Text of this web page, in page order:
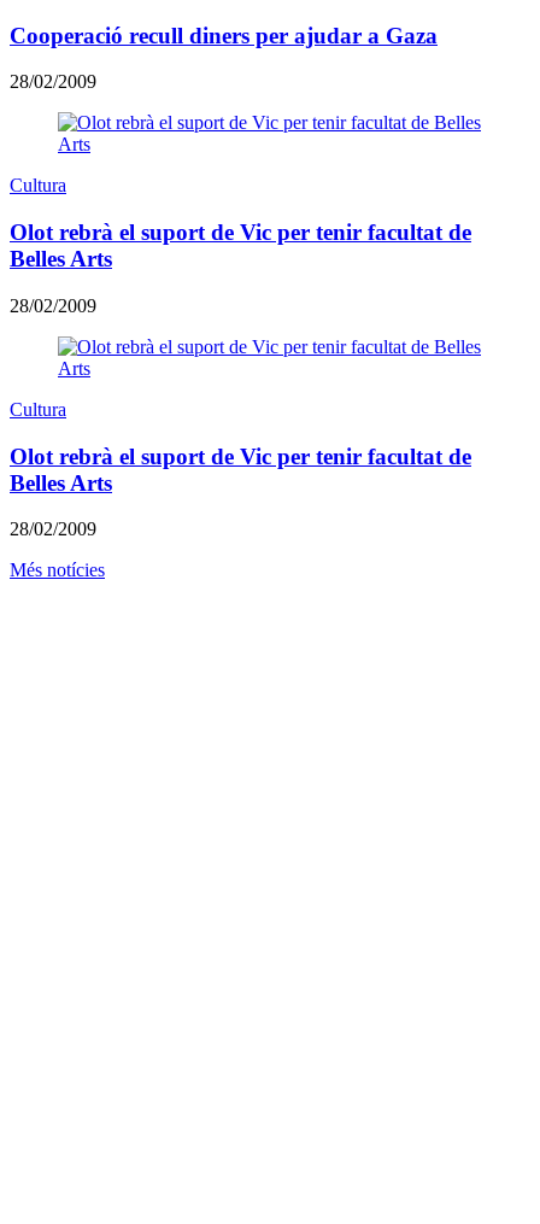
Cooperació recull diners per ajudar a Gaza
28/02/2009
Cultura
Olot rebrà el suport de Vic per tenir facultat de
Belles Arts
28/02/2009
Cultura
Olot rebrà el suport de Vic per tenir facultat de
Belles Arts
28/02/2009
Més notícies